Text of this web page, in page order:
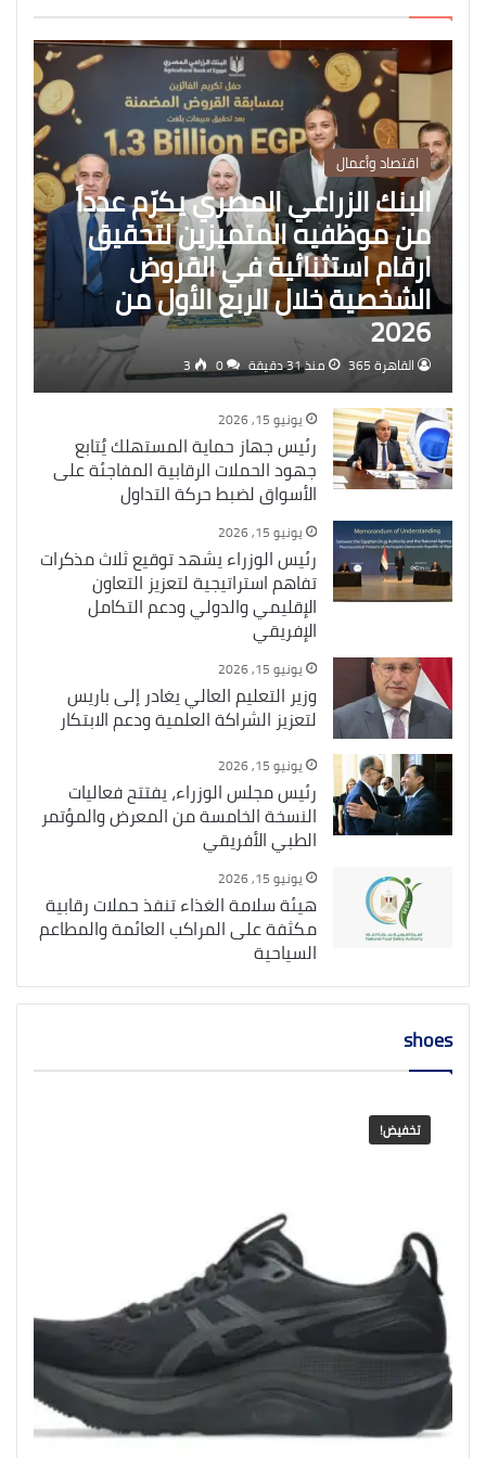
اقتصاد وأعمال
البنك الزراعي المصري يكرّم عدداً
من موظفيه المتميزين لتحقيق
ارقام استثنائية في القروض
الشخصية خلال الربع الأول من
2026
القاهرة 365 منذ 31 دقيقة 0
3
يونيو 15, 2026
رئيس جهاز حماية المستهلك يُتابع
جهود الحملات الرقابية المفاجئة على
الأسواق لضبط حركة التداول
يونيو 15, 2026
رئيس الوزراء يشهد توقيع ثلاث مذكرات
تفاهم استراتيجية لتعزيز التعاون
الإقليمي والدولي ودعم التكامل
الإفريقي
يونيو 15, 2026
وزير التعليم العالي يغادر إلى باريس
لتعزيز الشراكة العلمية ودعم الابتكار
يونيو 15, 2026
رئيس مجلس الوزراء، يفتتح فعاليات
النسخة الخامسة من المعرض والمؤتمر
الطبي الأفريقي
يونيو 15, 2026
هيئة سلامة الغذاء تنفذ حملات رقابية
مكثفة على المراكب العائمة والمطاعم
السياحية
shoes
تخفيض!